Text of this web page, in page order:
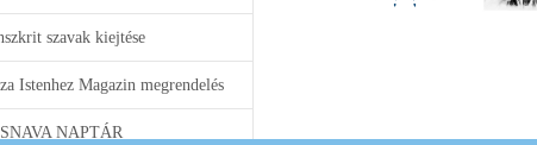
szavak kiejtése
Istenhez Magazin megrendelés
NAPTÁR